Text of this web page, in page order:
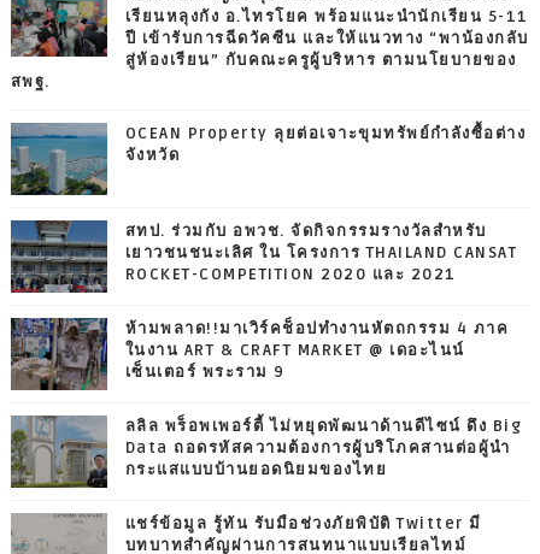
เรียนหลุงกัง อ.ไทรโยค พร้อมแนะนำนักเรียน 5-11
ปี เข้ารับการฉีดวัคซีน และให้แนวทาง “พาน้องกลับ
สู่ห้องเรียน” กับคณะครูผู้บริหาร ตามนโยบายของ
สพฐ.
OCEAN Property ลุยต่อเจาะขุมทรัพย์กำลังซื้อต่าง
จังหวัด
สทป. ร่วมกับ อพวช. จัดกิจกรรมรางวัลสำหรับ
เยาวชนชนะเลิศ ใน โครงการ THAILAND CANSAT
ROCKET-COMPETITION 2020 และ 2021
ห้ามพลาด!!มาเวิร์คช็อปทำงานหัตถกรรม 4 ภาค
ในงาน ART & CRAFT MARKET @ เดอะไนน์
เซ็นเตอร์ พระราม 9
ลลิล พร็อพเพอร์ตี้ ไม่หยุดพัฒนาด้านดีไซน์ ดึง Big
Data ถอดรหัสความต้องการผู้บริโภคสานต่อผู้นำ
กระแสแบบบ้านยอดนิยมของไทย
แชร์ข้อมูล รู้ทัน รับมือช่วงภัยพิบัติ Twitter มี
บทบาทสำคัญผ่านการสนทนาแบบเรียลไทม์